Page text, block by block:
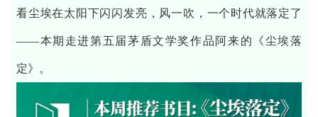
看尘埃在太阳下闪闪发亮，风一吹，一个时代就落定了
——本期走进第五届茅盾文学奖作品阿来的《尘埃落
定》。